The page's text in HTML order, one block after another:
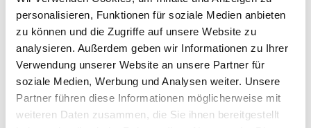
personalisieren, Funktionen für soziale Medien anbieten
zu können und die Zugriffe auf unsere Website zu
analysieren. Außerdem geben wir Informationen zu Ihrer
Verwendung unserer Website an unsere Partner für
soziale Medien, Werbung und Analysen weiter. Unsere
Partner führen diese Informationen möglicherweise mit
weiteren Daten zusammen, die Sie ihnen bereitgestellt
25. März 2026
Crescent City – Wenn die Schatten sich erheben